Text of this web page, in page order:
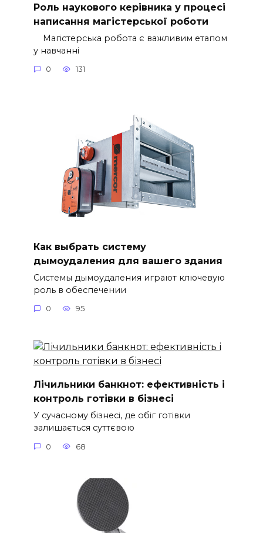
Роль наукового керівника у процесі
написання магістерської роботи
Магістерська робота є важливим етапом
у навчанні
0 131
Как выбрать систему
дымоудаления для вашего здания
Системы дымоудаления играют ключевую
роль в обеспечении
0 95
Лічильники банкнот: ефективність і
контроль готівки в бізнесі
У сучасному бізнесі, де обіг готівки
залишається суттєвою
0 68